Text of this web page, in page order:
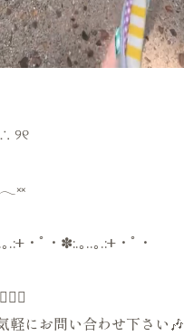
୨୧
.:+・ﾟ・✽:.｡..｡.:+・ﾟ・
にお問い合わせ下さい🎶